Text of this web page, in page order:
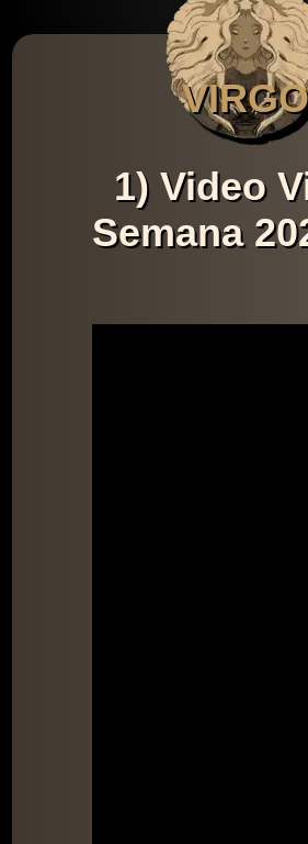
VIRGO
1) Video
Semana